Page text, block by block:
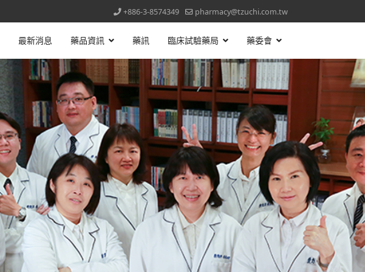
+886-3-8574349 pharmacy@tzuchi.com.tw
最新消息 藥品資訊 藥訊 臨床試驗藥局 藥委會